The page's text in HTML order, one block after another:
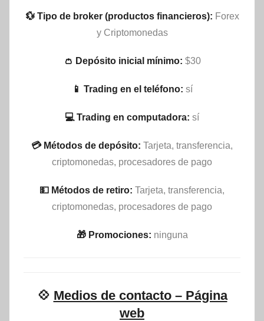
💱 Tipo de broker (productos financieros): Forex
y Criptomonedas
👛 Depósito inicial mínimo: $30
📱 Trading en el teléfono: sí
💻 Trading en computadora: sí
💳 Métodos de depósito: Tarjeta, transferencia,
criptomonedas, procesadores de pago
💵​ Métodos de retiro: Tarjeta, transferencia,
criptomonedas, procesadores de pago
🎁 Promociones: ninguna
💠 Medios de contacto – Página
web